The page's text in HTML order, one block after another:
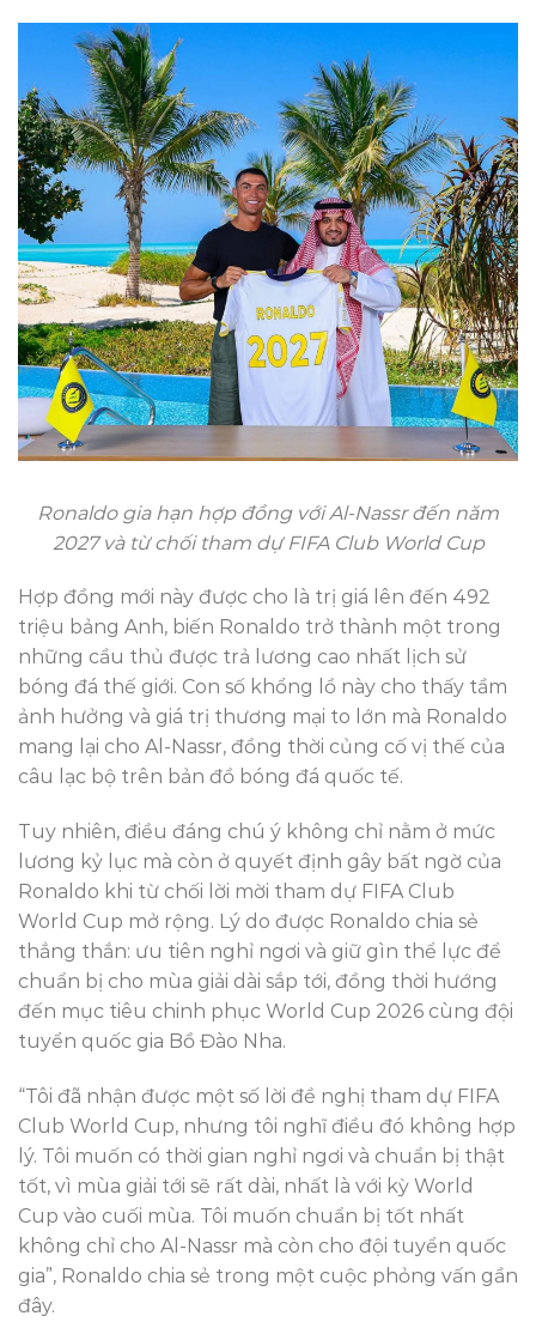
Ronaldo gia hạn hợp đồng với Al-Nassr đến năm
2027 và từ chối tham dự FIFA Club World Cup
Hợp đồng mới này được cho là trị giá lên đến 492
triệu bảng Anh, biến Ronaldo trở thành một trong
những cầu thủ được trả lương cao nhất lịch sử
bóng đá thế giới. Con số khổng lồ này cho thấy tầm
ảnh hưởng và giá trị thương mại to lớn mà Ronaldo
mang lại cho Al-Nassr, đồng thời củng cố vị thế của
câu lạc bộ trên bản đồ bóng đá quốc tế.
Tuy nhiên, điều đáng chú ý không chỉ nằm ở mức
lương kỷ lục mà còn ở quyết định gây bất ngờ của
Ronaldo khi từ chối lời mời tham dự FIFA Club
World Cup mở rộng. Lý do được Ronaldo chia sẻ
thẳng thắn: ưu tiên nghỉ ngơi và giữ gìn thể lực để
chuẩn bị cho mùa giải dài sắp tới, đồng thời hướng
đến mục tiêu chinh phục World Cup 2026 cùng đội
tuyển quốc gia Bồ Đào Nha.
“Tôi đã nhận được một số lời đề nghị tham dự FIFA
Club World Cup, nhưng tôi nghĩ điều đó không hợp
lý. Tôi muốn có thời gian nghỉ ngơi và chuẩn bị thật
tốt, vì mùa giải tới sẽ rất dài, nhất là với kỳ World
Cup vào cuối mùa. Tôi muốn chuẩn bị tốt nhất
không chỉ cho Al-Nassr mà còn cho đội tuyển quốc
gia”, Ronaldo chia sẻ trong một cuộc phỏng vấn gần
đây.